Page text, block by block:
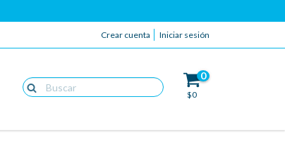
Crear cuenta Iniciar sesión
0
$0